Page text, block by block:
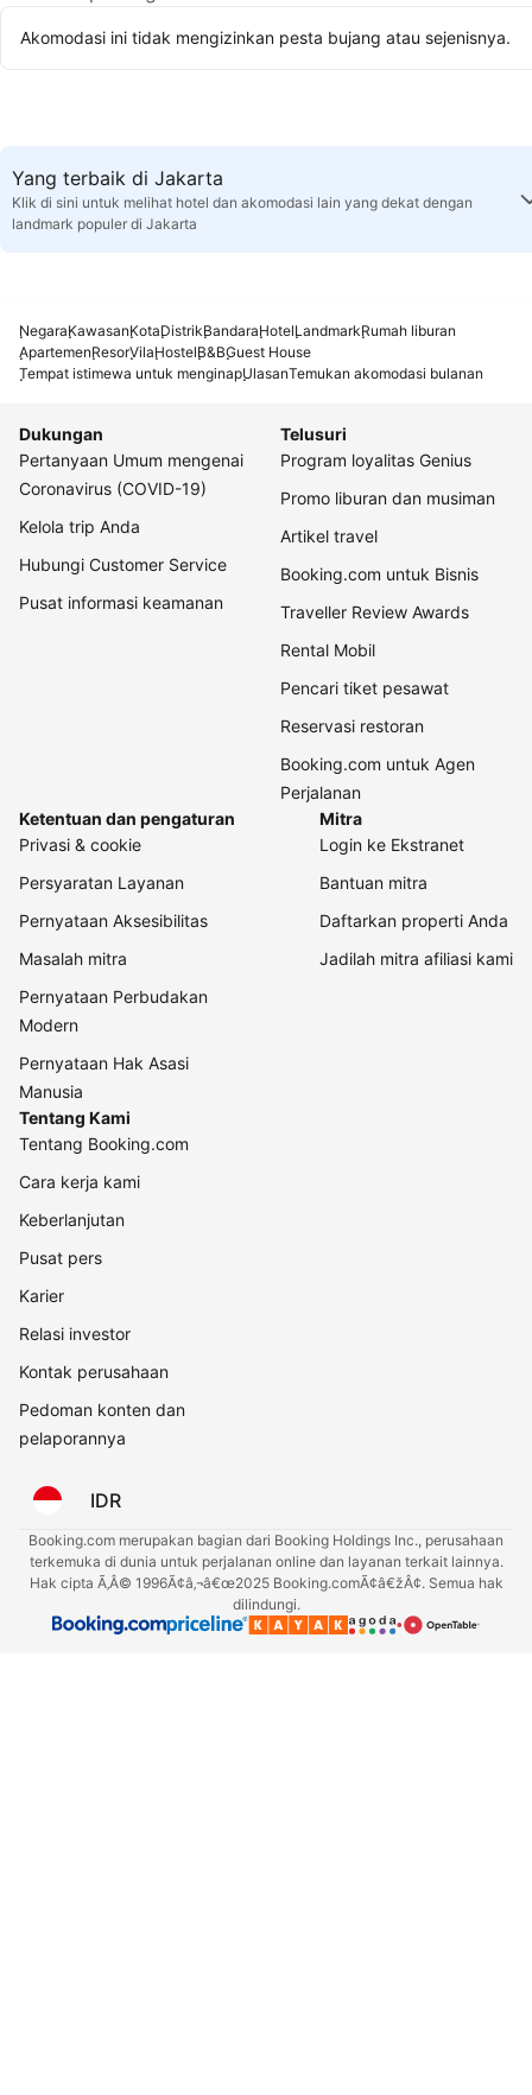
Akomodasi ini tidak mengizinkan pesta bujang atau sejenisnya.
Yang terbaik di Jakarta
Klik di sini untuk melihat hotel dan akomodasi lain yang dekat dengan
landmark populer di Jakarta
NegaraKawasanKotaDistrikBandaraHotelLandmarkRumah liburan
ApartemenResorVilaHostelB&BGuest House
Tempat istimewa untuk menginapUlasanTemukan akomodasi bulanan
Dukungan
Pertanyaan Umum mengenai
Coronavirus (COVID-19)
Kelola trip Anda
Hubungi Customer Service
Pusat informasi keamanan
Telusuri
Program loyalitas Genius
Promo liburan dan musiman
Artikel travel
Booking.com untuk Bisnis
Traveller Review Awards
Rental Mobil
Pencari tiket pesawat
Reservasi restoran
Booking.com untuk Agen
Perjalanan
Ketentuan dan pengaturan
Privasi & cookie
Persyaratan Layanan
Pernyataan Aksesibilitas
Masalah mitra
Pernyataan Perbudakan
Modern
Pernyataan Hak Asasi
Manusia
Mitra
Login ke Ekstranet
Bantuan mitra
Daftarkan properti Anda
Jadilah mitra afiliasi kami
Tentang Kami
Tentang Booking.com
Cara kerja kami
Keberlanjutan
Pusat pers
Karier
Relasi investor
Kontak perusahaan
Pedoman konten dan
pelaporannya
IDR
Booking.com merupakan bagian dari Booking Holdings Inc., perusahaan
terkemuka di dunia untuk perjalanan online dan layanan terkait lainnya.
Hak cipta Ã‚Â© 1996Ã¢â‚¬â€œ2025 Booking.comÃ¢â€žÂ¢. Semua hak
dilindungi.